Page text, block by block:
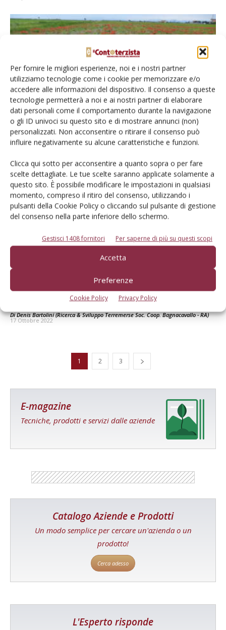
Per fornire le migliori esperienze, noi e i nostri partner
utilizziamo tecnologie come i cookie per memorizzare e/o
accedere alle informazioni del dispositivo. Il consenso a queste
tecnologie permetterà a noi e ai nostri partner di elaborare
dati personali come il comportamento durante la navigazione
o gli ID univoci su questo sito e di mostrare annunci (non)
personalizzati. Non acconsentire o ritirare il consenso può
influire negativamente su alcune caratteristiche e funzioni.
Clicca qui sotto per acconsentire a quanto sopra o per fare
scelte dettagliate. Le tue scelte saranno applicate solamente a
questo sito. È possibile modificare le impostazioni in qualsiasi
momento, compreso il ritiro del consenso, utilizzando i
pulsanti della Cookie Policy o cliccando sul pulsante di gestione
del consenso nella parte inferiore dello schermo.
Gestisci 1408 fornitori Per saperne di più su questi scopi
Accetta
Preferenze
Cookie Policy Privacy Policy
Mais, infestazioni da risolvere in post-
emergenza
Diserbo grano, il pre-emergenza come
“assicurazione”
DiDenis Bartolini (Ricerca & Sviluppo Terremerse Soc. Coop. Bagnacavallo - RA)
17 Ottobre 2022
1 2 3
E-magazine
Tecniche, prodotti e servizi dalle aziende
Catalogo Aziende e Prodotti
Un modo semplice per cercare un'azienda o un
prodotto!
Cerca adesso
L'Esperto risponde